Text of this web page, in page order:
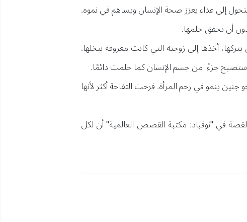
إلى غذاء يعزز صحة الإنسان ويساهم في نموه.
أن تحقق حلمها.
أخذها إلى زوجته التي كانت معروفة ببخلها.
ستصبح جزءًا من جسم الإنسان كما حلمت دائمًا.
ينمو في رحم المرأة. فرحت التفاحة أكثر لأنها
في "نوفباد: مكتبة القصص العالمية" أن لكل